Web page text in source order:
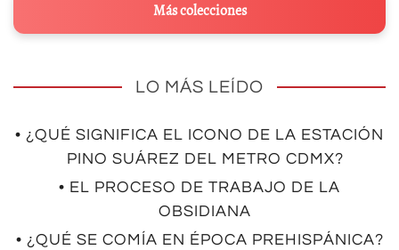
Más colecciones
LO MÁS LEÍDO
• ¿QUÉ SIGNIFICA EL ICONO DE LA ESTACIÓN
PINO SUÁREZ DEL METRO CDMX?
• EL PROCESO DE TRABAJO DE LA
OBSIDIANA
• ¿QUÉ SE COMÍA EN ÉPOCA PREHISPÁNICA?